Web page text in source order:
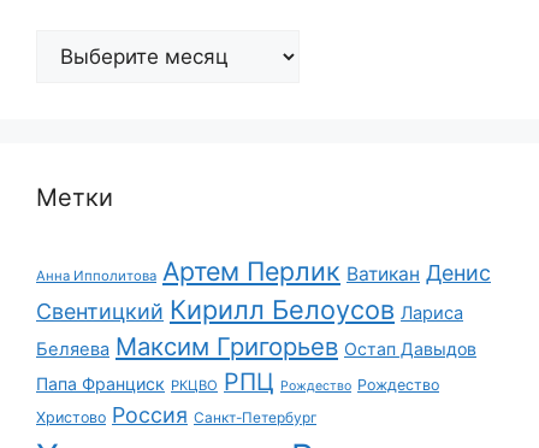
Архивы
Метки
Анна Ипполитова Артем Перлик Ватикан Денис
Свентицкий Кирилл Белоусов Лариса
Беляева Максим Григорьев Остап Давыдов
Папа Франциск РКЦВО РПЦ Рождество Рождество
Христово Россия Санкт-Петербург